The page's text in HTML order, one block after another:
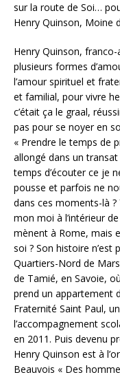
sur la route de Soi…
Henry Quinson, Moine
Henry Quinson,
plusieurs formes
l’amour spirituel et
et familial, pour vivre
c’était ça le graal,
pas pour se noyer en
« Prendre le temps de
allongé dans un
temps d’écouter ce je
pousse et parfois ne
dans ces moments-là ?
mon moi à l’intérieur
mènent à Rome, mais
soi ? Son histoire n’est
Quartiers-Nord de
de Tamié, en Savoie,
prend un appartement
Fraternité Saint Paul,
l’accompagnement
en 2011. Puis devenu
Henry Quinson est à
Beauvois « Des